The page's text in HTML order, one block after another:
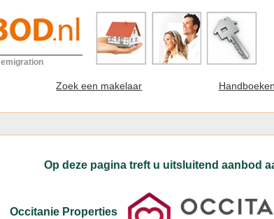
emigration
Zoek een makelaar Handboeken
Op deze pagina treft u uitsluitend aanbod
Occitanie Properties